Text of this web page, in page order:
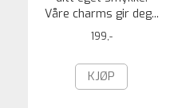
Våre charms gir deg...
199,-
KJØP